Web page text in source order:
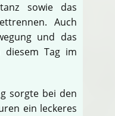
sowie das
Auch
und das
diesem Tag im
sorgte bei den
ein leckeres